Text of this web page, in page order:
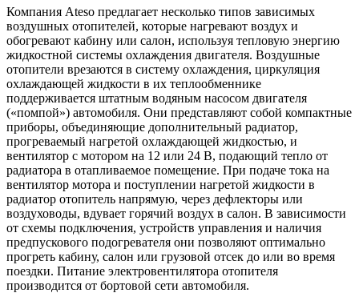
Компания Ateso предлагает несколько типов зависимых
воздушных отопителей, которые нагревают воздух и
обогревают кабину или салон, используя тепловую энергию
жидкостной системы охлаждения двигателя. Воздушные
отопители врезаются в систему охлаждения, циркуляция
охлаждающей жидкости в их теплообменнике
поддерживается штатным водяным насосом двигателя
(«помпой») автомобиля. Они представляют собой компактные
приборы, объединяющие дополнительный радиатор,
прогреваемый нагретой охлаждающей жидкостью, и
вентилятор с мотором на 12 или 24 В, подающий тепло от
радиатора в отапливаемое помещение. При подаче тока на
вентилятор мотора и поступлении нагретой жидкости в
радиатор отопитель напрямую, через дефлекторы или
воздуховоды, вдувает горячий воздух в салон. В зависимости
от схемы подключения, устройств управления и наличия
предпускового подогревателя они позволяют оптимально
прогреть кабину, салон или грузовой отсек до или во время
поездки. Питание электровентилятора отопителя
производится от бортовой сети автомобиля.